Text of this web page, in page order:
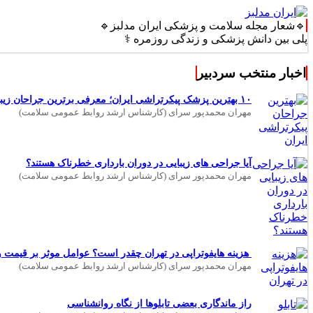
🔹شعار مجله سلامت و پزشکی ایران مدلبز🔹
دانش پزشکی و زندگی روزمره ⚕️
اخبار منتخب سردبیر
۱۰ بهترین پزشک پیکرتراشی ایران؛ معرفی برترین جراحان زیبایی بدن
مهران محمدپور سرای (کارشناس ارشد روابط عمومی سلامت)
آیا جراحی های زیبایی در دوران بارداری خطرناک هستند؟
مهران محمدپور سرای (کارشناس ارشد روابط عمومی سلامت)
هزینه هایفوتراپی در تهران چقدر است؟ عوامل موثر بر قیمت
مهران محمدپور سرای (کارشناس ارشد روابط عمومی سلامت)
راز ماندگاری بعضی تابلوها از نگاه روانشناسی